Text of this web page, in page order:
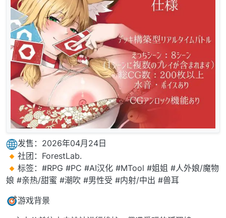
发售：2026年04月24日
社团：ForestLab.
标签：#RPG #PC #AI汉化 #MTool #姐姐 #人外娘/魔物
娘 #亲热/甜蜜 #潮吹 #男性受 #内射/中出 #兽耳
游戏背景